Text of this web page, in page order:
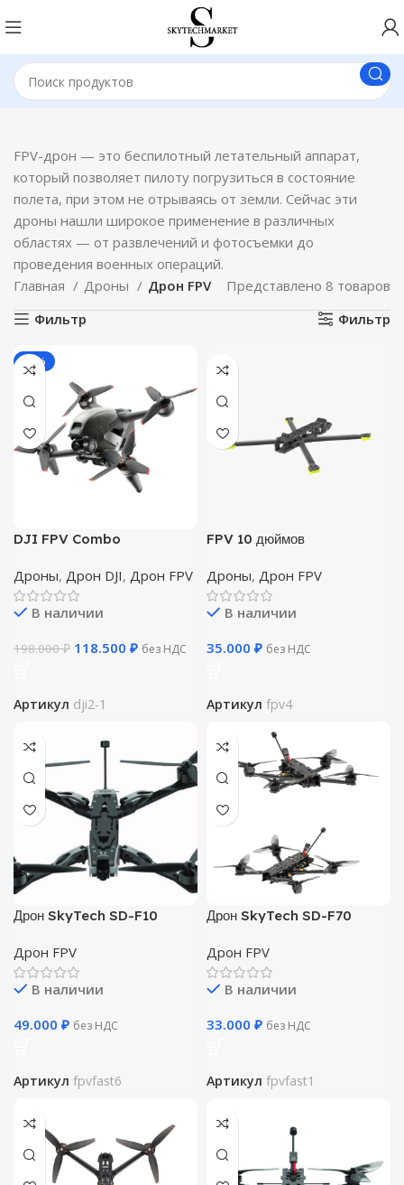
FPV-дрон — это беспилотный летательный аппарат,
который позволяет пилоту погрузиться в состояние
полета, при этом не отрываясь от земли. Сейчас эти
дроны нашли широкое применение в различных
областях — от развлечений и фотосъемки до
проведения военных операций.
Главная
Дроны Дрон FPV
Представлено 8 товаров
Фильтр
Фильтр
-40%
DJI FPV Combo
Дроны, Дрон DJI, Дрон FPV
В наличии
198.000₽ 118.500 ₽ без НДС
Артикул dji2-1
FPV 10 дюймов
Дроны, Дрон FPV
В наличии
35.000 ₽ без НДС
Артикул fpv4
Дрон SkyTech SD-F10
Дрон FPV
В наличии
49.000 ₽ без НДС
Артикул fpvfast6
Дрон SkyTech SD-F70
Дрон FPV
В наличии
33.000 ₽ без НДС
Артикул fpvfast1